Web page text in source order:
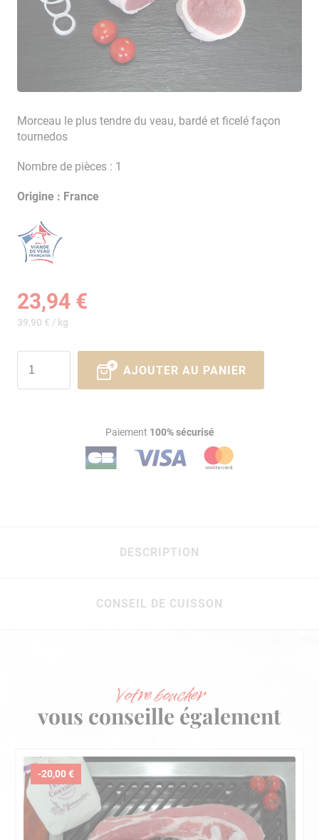
Morceau le plus tendre du veau, bardé et ficelé façon
tournedos
Nombre de pièces : 1
Origine : France
23,94 €
39,90 € / kg
AJOUTER AU PANIER
Paiement 100% sécurisé
DESCRIPTION
CONSEIL DE CUISSON
Votre boucher
vous conseille également
-20,00 €